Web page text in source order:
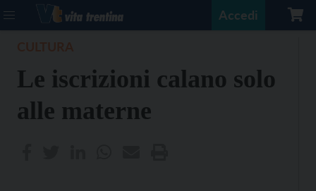
Accedi
Le iscrizioni calano solo
alle materne